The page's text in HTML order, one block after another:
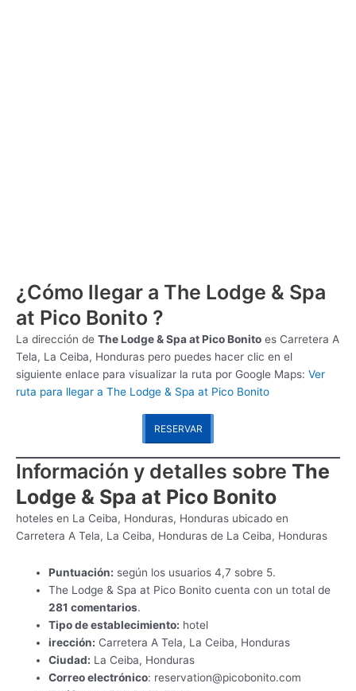
¿Cómo llegar a The Lodge & Spa
at Pico Bonito ?
La dirección de The Lodge & Spa at Pico Bonito es Carretera A
Tela, La Ceiba, Honduras pero puedes hacer clic en el
siguiente enlace para visualizar la ruta por Google Maps: Ver
ruta para llegar a The Lodge & Spa at Pico Bonito
RESERVAR
Información y detalles sobre The
Lodge & Spa at Pico Bonito
hoteles en La Ceiba, Honduras, Honduras ubicado en
Carretera A Tela, La Ceiba, Honduras de La Ceiba, Honduras
Puntuación: según los usuarios 4,7 sobre 5.
The Lodge & Spa at Pico Bonito cuenta con un total de
281 comentarios.
Tipo de establecimiento: hotel
irección: Carretera A Tela, La Ceiba, Honduras
Ciudad: La Ceiba, Honduras
Correo electrónico: reservation@picobonito.com